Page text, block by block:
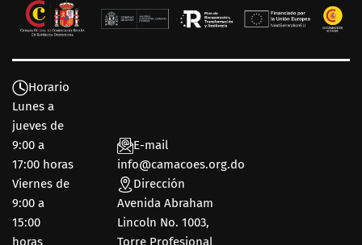
Horario
Lunes a
jueves de
9:00 a
17:00 horas
Viernes de
9:00 a
15:00
horas
E-mail
info@camacoes.org.do
Dirección
Avenida Abraham
Lincoln No. 1003,
Torre Profesional